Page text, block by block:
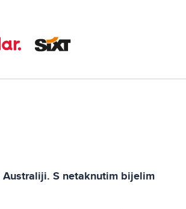
S netaknutim bijelim